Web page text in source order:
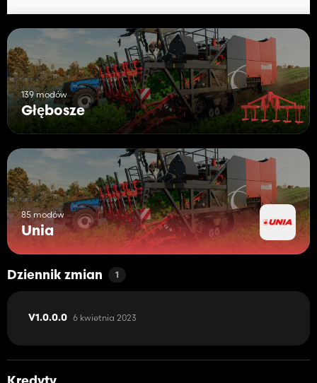
139 modów
Głębosze
85 modów
Unia
Dziennik zmian 1
V1.0.0.0 6 kwietnia 2023